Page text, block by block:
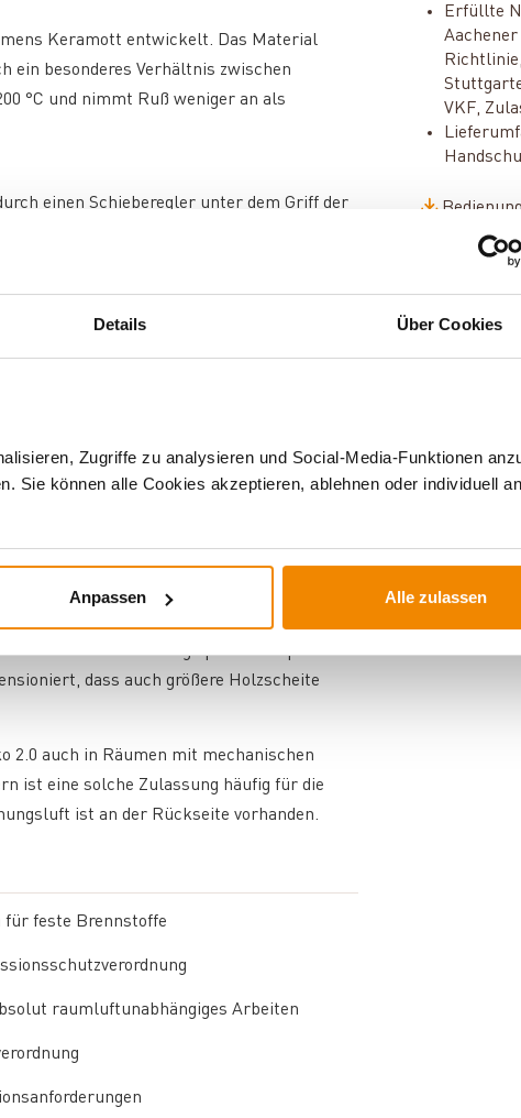
Details Über Cookies
Zugriffe zu analysieren und Social-Media-Funktionen
Sie können alle Cookies akzeptieren, ablehnen oder individuell
Anpassen Alle zulassen
Keramott entwickelt. Das Material
ein besonderes Verhältnis zwischen
°C und nimmt Ruß weniger an als
einen Schieberegler unter dem Griff der
optimal regeln können.
Die integrierte Scheibenspülung hält
66 m² Wohnfläche. Der Ofen wiegt 152
einem Durchmesser von 150 mm. Bei der
lässt sich nicht
Anschlussrichtung wählen.
bis 35 cm Länge passen bequem in
dass auch größere Holzscheite
2.0 auch in Räumen mit mechanischen
ist eine solche Zulassung häufig für die
ist an der Rückseite vorhanden.
feste Brennstoffe
raumluftunabhängiges Arbeiten
Erfüllte
VKF,